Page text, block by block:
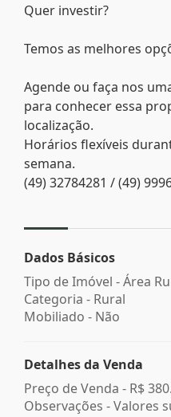
Quer investir?
Temos as melhores
Agende ou faça nos
para conhecer essa
localização.
Horários flexíveis
semana.
(49) 32784281 / (49)
Dados Básicos
Tipo de Imóvel - Área
Categoria - Rural
Mobiliado - Não
Detalhes da Venda
Preço de Venda - R$
Observações - Valores